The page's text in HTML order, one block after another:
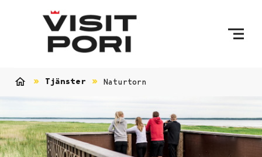
Tjänster Naturtorn